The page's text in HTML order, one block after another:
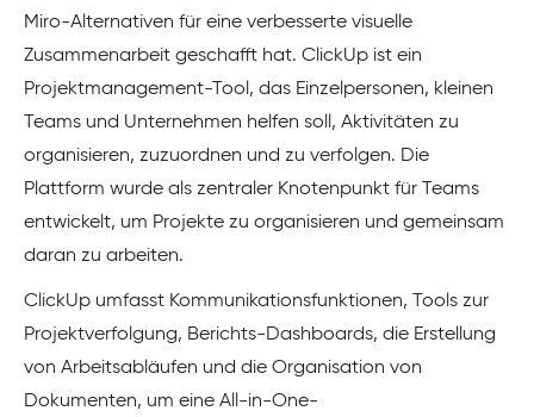
Miro-Alternativen für eine verbesserte visuelle
Zusammenarbeit geschafft hat. ClickUp ist ein
Projektmanagement-Tool, das Einzelpersonen, kleinen
Teams und Unternehmen helfen soll, Aktivitäten zu
organisieren, zuzuordnen und zu verfolgen. Die
Plattform wurde als zentraler Knotenpunkt für Teams
entwickelt, um Projekte zu organisieren und gemeinsam
daran zu arbeiten.
ClickUp umfasst Kommunikationsfunktionen, Tools zur
Projektverfolgung, Berichts-Dashboards, die Erstellung
von Arbeitsabläufen und die Organisation von
Dokumenten, um eine All-in-One-